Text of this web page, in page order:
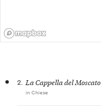
2. La Cappella del Moscato
in Chiese